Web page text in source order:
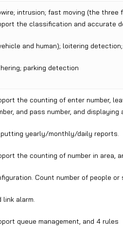
intrusion; fast moving (the
the classification and accurate
and human); loitering
parking detection
the counting of enter number,
and pass number, and displaying
yearly/monthly/daily reports.
the counting of number in area,
Count number of people or
link alarm.
queue management, and 4 rules